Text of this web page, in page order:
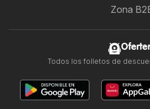
Zona
Todos los folletos de